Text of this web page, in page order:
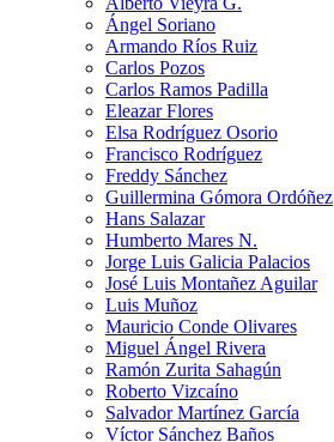
Ángel Soriano
Armando Ríos Ruiz
Carlos Pozos
Carlos Ramos Padilla
Eleazar Flores
Elsa Rodríguez Osorio
Francisco Rodríguez
Freddy Sánchez
Guillermina Gómora Ordóñez
Hans Salazar
Humberto Mares N.
Jorge Luis Galicia Palacios
José Luis Montañez Aguilar
Luis Muñoz
Mauricio Conde Olivares
Miguel Ángel Rivera
Ramón Zurita Sahagún
Roberto Vizcaíno
Salvador Martínez García
Víctor Sánchez Baños